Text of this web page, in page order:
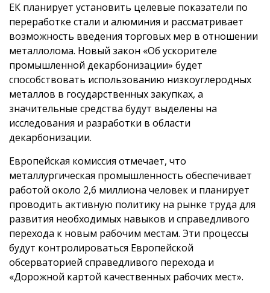
ЕК планирует установить целевые показатели по
переработке стали и алюминия и рассматривает
возможность введения торговых мер в отношении
металлолома. Новый закон «Об ускорителе
промышленной декарбонизации» будет
способствовать использованию низкоуглеродных
металлов в государственных закупках, а
значительные средства будут выделены на
исследования и разработки в области
декарбонизации.
Европейская комиссия отмечает, что
металлургическая промышленность обеспечивает
работой около 2,6 миллиона человек и планирует
проводить активную политику на рынке труда для
развития необходимых навыков и справедливого
перехода к новым рабочим местам. Эти процессы
будут контролироваться Европейской
обсерваторией справедливого перехода и
«Дорожной картой качественных рабочих мест».